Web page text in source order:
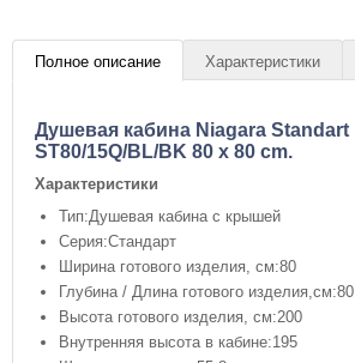
Полное описание Характеристики
Душевая кабина Niagara Standart
ST80/15Q/BL/BK 80 x 80 cm.
Характеристики
Тип:Душевая кабина с крышей
Серия:Стандарт
Ширина готового изделия, см:80
Глубина / Длина готового изделия,см:80
Высота готового изделия, см:200
Внутренняя высота в кабине:195